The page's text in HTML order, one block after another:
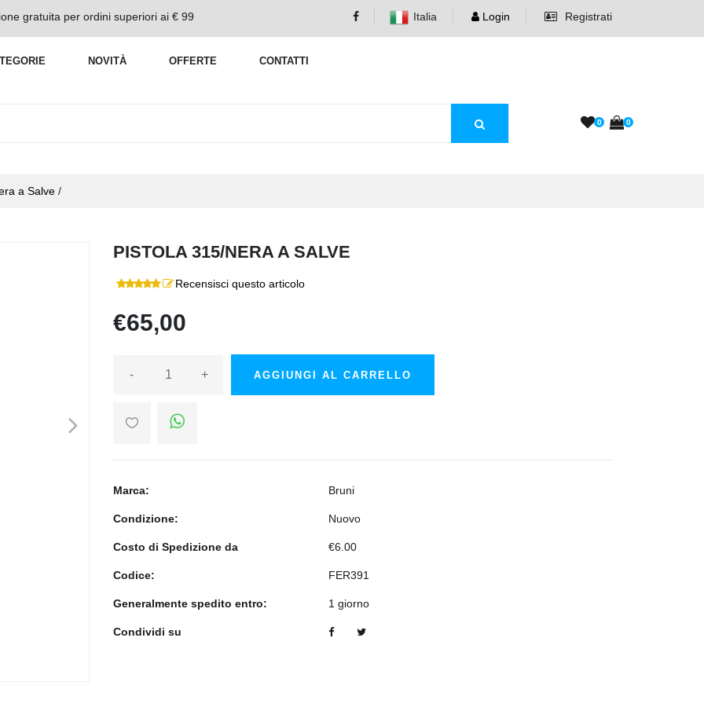
gratuita per ordini superiori ai € 99 Italia Login Registrati
NOVITÀ OFFERTE CONTATTI
0 0
a Salve /
>
PISTOLA 315/NERA A SALVE
Recensisci questo articolo
€65,00
- + AGGIUNGI AL CARRELLO
Marca: Bruni
Condizione: Nuovo
Costo di Spedizione da €6.00
Codice: FER391
Generalmente spedito entro: 1 giorno
Condividi su